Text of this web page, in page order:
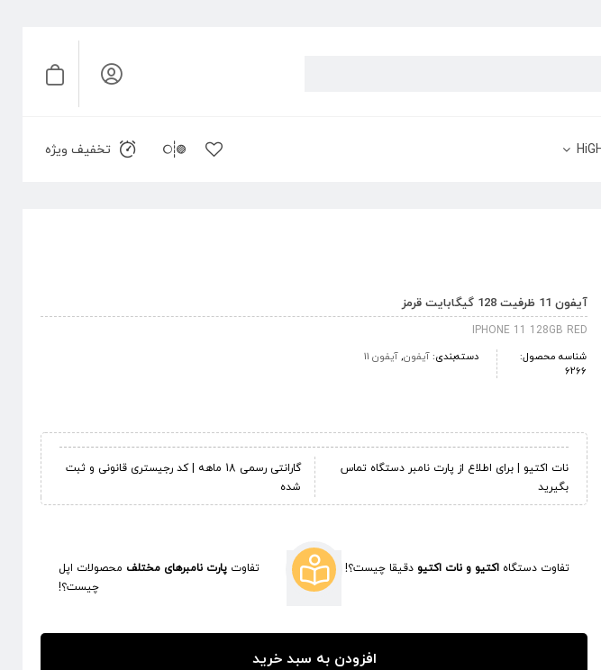
تخفیف ویژه
آیفون 11 ظرفیت 128 گیگابایت قرمز
IPHONE 11 128GB RED
شناسه محصول:
6266
دسته‌بندی:آیفون,آیفون 11
نات اکتیو | برای اطلاع از پارت نامبر دستگاه تماس
بگیرید
گارانتی رسمی 18 ماهه | کد رجیستری قانونی و ثبت
شده
تفاوت دستگاه اکتیو و نات اکتیو دقیقا چیست؟! تفاوت پارت نامبرهای مختلف محصولات اپل
چیست؟!
افزودن به سبد خرید